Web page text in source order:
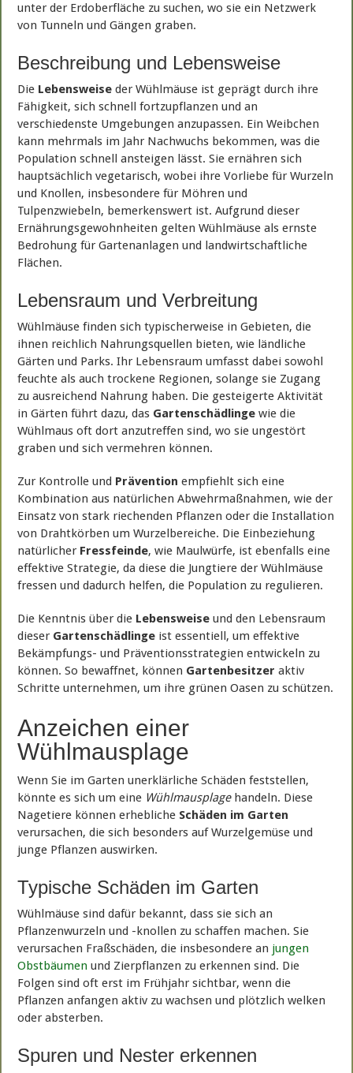
unter der Erdoberfläche zu suchen, wo sie ein Netzwerk
von Tunneln und Gängen graben.
Beschreibung und Lebensweise
Die Lebensweise der Wühlmäuse ist geprägt durch ihre
Fähigkeit, sich schnell fortzupflanzen und an
verschiedenste Umgebungen anzupassen. Ein Weibchen
kann mehrmals im Jahr Nachwuchs bekommen, was die
Population schnell ansteigen lässt. Sie ernähren sich
hauptsächlich vegetarisch, wobei ihre Vorliebe für Wurzeln
und Knollen, insbesondere für Möhren und
Tulpenzwiebeln, bemerkenswert ist. Aufgrund dieser
Ernährungsgewohnheiten gelten Wühlmäuse als ernste
Bedrohung für Gartenanlagen und landwirtschaftliche
Flächen.
Lebensraum und Verbreitung
Wühlmäuse finden sich typischerweise in Gebieten, die
ihnen reichlich Nahrungsquellen bieten, wie ländliche
Gärten und Parks. Ihr Lebensraum umfasst dabei sowohl
feuchte als auch trockene Regionen, solange sie Zugang
zu ausreichend Nahrung haben. Die gesteigerte Aktivität
in Gärten führt dazu, das Gartenschädlinge wie die
Wühlmaus oft dort anzutreffen sind, wo sie ungestört
graben und sich vermehren können.
Zur Kontrolle und Prävention empfiehlt sich eine
Kombination aus natürlichen Abwehrmaßnahmen, wie der
Einsatz von stark riechenden Pflanzen oder die Installation
von Drahtkörben um Wurzelbereiche. Die Einbeziehung
natürlicher Fressfeinde, wie Maulwürfe, ist ebenfalls eine
effektive Strategie, da diese die Jungtiere der Wühlmäuse
fressen und dadurch helfen, die Population zu regulieren.
Die Kenntnis über die Lebensweise und den Lebensraum
dieser Gartenschädlinge ist essentiell, um effektive
Bekämpfungs- und Präventionsstrategien entwickeln zu
können. So bewaffnet, können Gartenbesitzer aktiv
Schritte unternehmen, um ihre grünen Oasen zu schützen.
Anzeichen einer
Wühlmausplage
Wenn Sie im Garten unerklärliche Schäden feststellen,
könnte es sich um eine Wühlmausplagehandeln. Diese
Nagetiere können erhebliche Schäden im Garten
verursachen, die sich besonders auf Wurzelgemüse und
junge Pflanzen auswirken.
Typische Schäden im Garten
Wühlmäuse sind dafür bekannt, dass sie sich an
Pflanzenwurzeln und -knollen zu schaffen machen. Sie
verursachen Fraßschäden, die insbesondere an jungen
Obstbäumen und Zierpflanzen zu erkennen sind. Die
Folgen sind oft erst im Frühjahr sichtbar, wenn die
Pflanzen anfangen aktiv zu wachsen und plötzlich welken
oder absterben.
Spuren und Nester erkennen